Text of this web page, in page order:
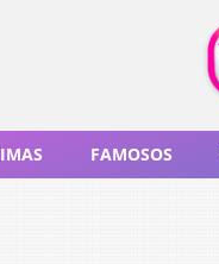
FAMOSOS